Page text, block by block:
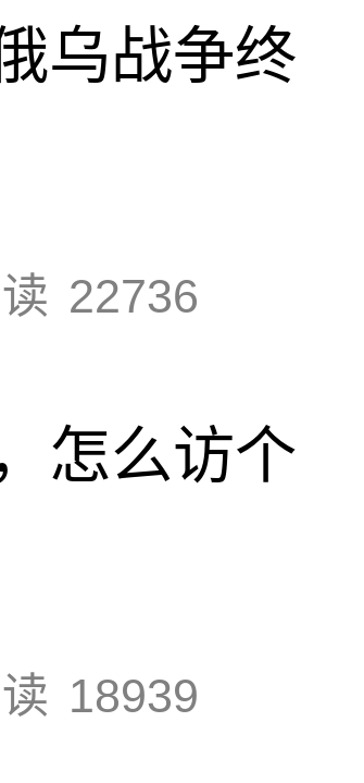
乌战争终
22736
怎么访个
18939